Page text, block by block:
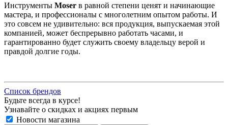
Инструменты Moser в равной степени ценят и начинающие
мастера, и профессионалы с многолетним опытом работы. И
это совсем не удивительно: вся продукция, выпускаемая этой
компанией, может беспрерывно работать часами, и
гарантированно будет служить своему владельцу верой и
правдой долгие годы.
Список брендов
Будьте всегда в курсе!
Узнавайте о скидках и акциях первым
Новости магазина